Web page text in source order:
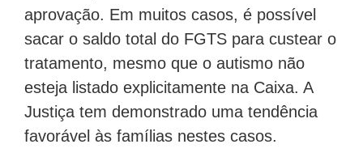
aprovação. Em muitos casos, é possível
sacar o saldo total do FGTS para custear o
tratamento, mesmo que o autismo não
esteja listado explicitamente na Caixa. A
Justiça tem demonstrado uma tendência
favorável às famílias nestes casos.